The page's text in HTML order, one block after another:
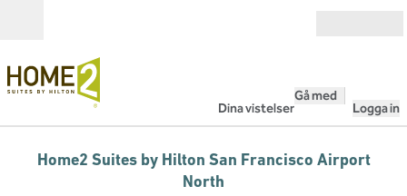
Dina vistelser
Gå med
Logga in
Home2 Suites by Hilton San Francisco Airport
North